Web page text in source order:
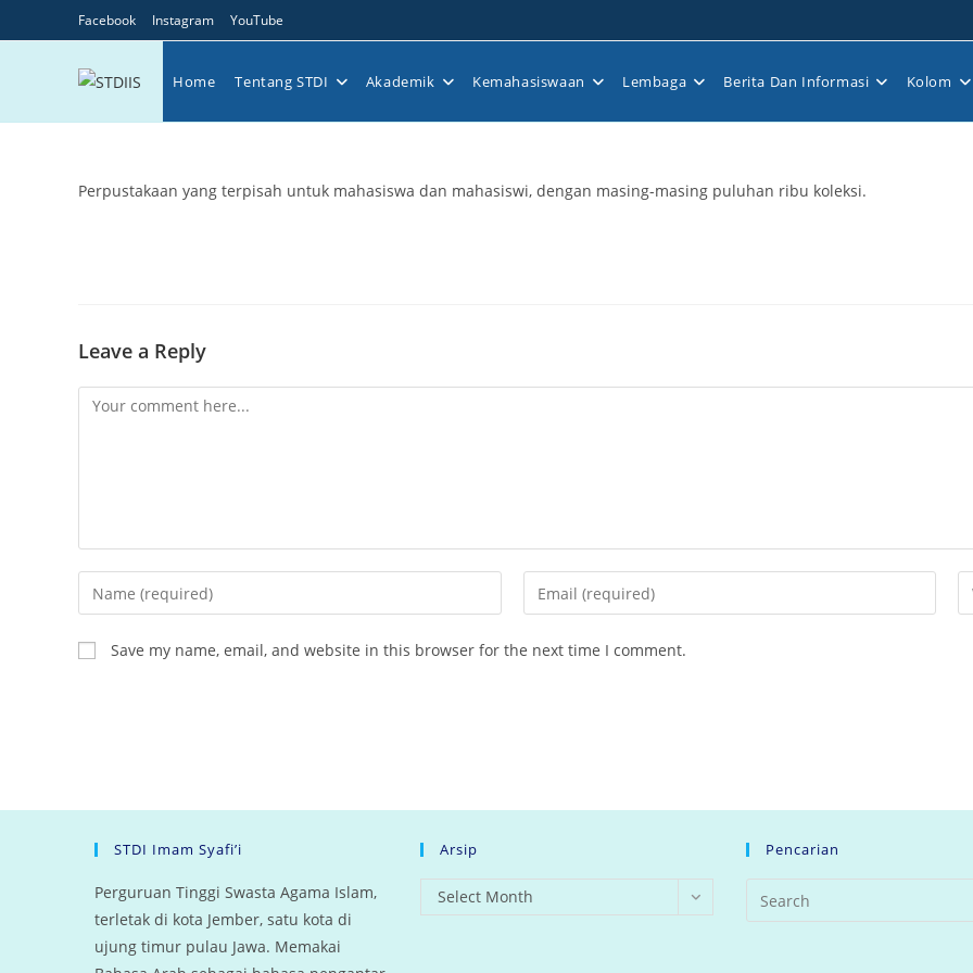
to
Facebook Instagram YouTube
Home Tentang STDI Akademik Kemahasiswaan Lembaga Berita Dan Informasi Kolom
Perpustakaan yang terpisah untuk mahasiswa dan mahasiswi, dengan masing-masing puluhan ribu koleksi.
Leave a Reply
Comment
Enter
your
name
or
Enter
your
Save my name, email, and website in this browser for the next time I comment.
STDI Imam Syafi’i
Perguruan Tinggi Swasta Agama Islam,
terletak di kota Jember, satu kota di
ujung timur pulau Jawa. Memakai
Arsip
arsip
Select Month
Pencarian